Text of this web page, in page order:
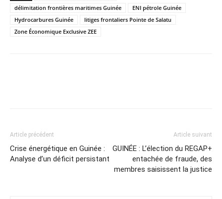
délimitation frontières maritimes Guinée
ENI pétrole Guinée
Hydrocarbures Guinée
litiges frontaliers Pointe de Salatu
Zone Économique Exclusive ZEE
Article précédent
Crise énergétique en Guinée :
Analyse d’un déficit persistant
Article suivant
GUINÉE : L’élection du REGAP+
entachée de fraude, des
membres saisissent la justice